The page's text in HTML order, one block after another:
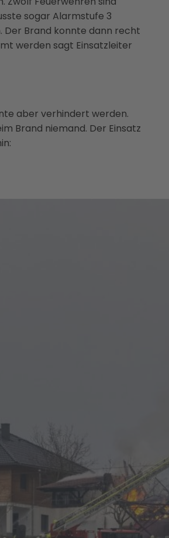
sogar Alarmstufe 3
Der Brand konnte dann recht
werden sagt Einsatzleiter
aber verhindert werden.
Brand niemand. Der Einsatz